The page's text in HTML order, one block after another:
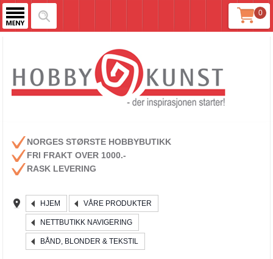
0
NORGES STØRSTE HOBBYBUTIKK
FRI FRAKT OVER 1000.-
RASK LEVERING
HJEM VÅRE PRODUKTER
NETTBUTIKK NAVIGERING
BÅND, BLONDER & TEKSTIL